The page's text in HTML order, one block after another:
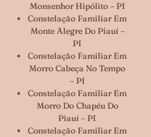
Monsenhor Hipólito – PI
Constelação Familiar Em
Monte Alegre Do Piauí –
PI
Constelação Familiar Em
Morro Cabeça No Tempo
– PI
Constelação Familiar Em
Morro Do Chapéu Do
Piauí – PI
Constelação Familiar Em